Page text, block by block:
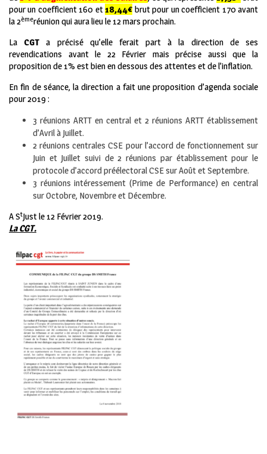
pour un coefficient 160 et18,44€ brut pour un coefficient 170 avant
la 2èmeréunion qui aura lieu le 12 mars prochain.
La CGTa précisé qu’elle ferait part à la direction de ses
revendications avant le 22 Février mais précise aussi que la
proposition de 1% est bien en dessous des attentes et de l’inflation.
En fin de séance, la direction a fait une proposition d’agenda sociale
pour 2019 :
3 réunions ARTT en central et 2 réunions ARTT établissement
d’Avril à Juillet.
2 réunions centrales CSE pour l’accord de fonctionnement sur
Juin et Juillet suivi de 2 réunions par établissement pour le
protocole d’accord préélectoral CSE sur Août et Septembre.
3 réunions intéressement (Prime de Performance) en central
sur Octobre, Novembre et Décembre.
A StJust le 12 Février 2019.
La CGT.